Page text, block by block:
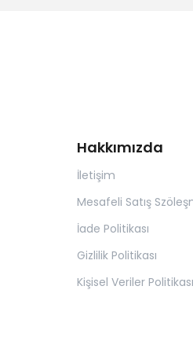
Hakkımızda
İletişim
Mesafeli Satış
İade Politikası
Gizlilik Politikası
Kişisel Veriler Politikası